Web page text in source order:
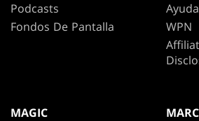
Podcasts
Fondos De Pantalla
Ayuda
WPN
MAGIC